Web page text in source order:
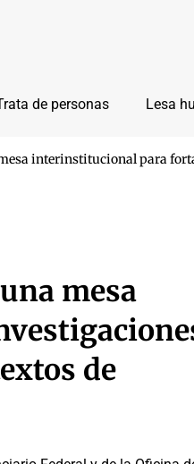
de personas Lesa
interinstitucional para
mesa
de